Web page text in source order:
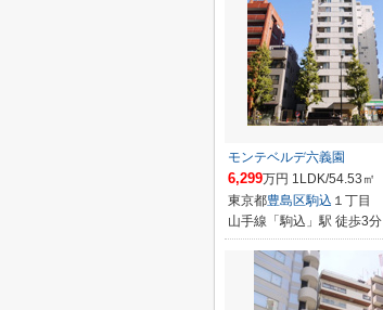
モンテベルデ六義園
6,299万円 1LDK/54.53㎡
東京都豊島区駒込 １丁目
山手線「駒込」駅 徒歩3分